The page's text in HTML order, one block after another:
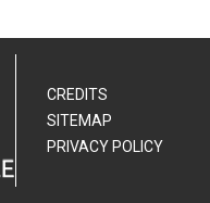
CREDITS
SITEMAP
PRIVACY POLICY